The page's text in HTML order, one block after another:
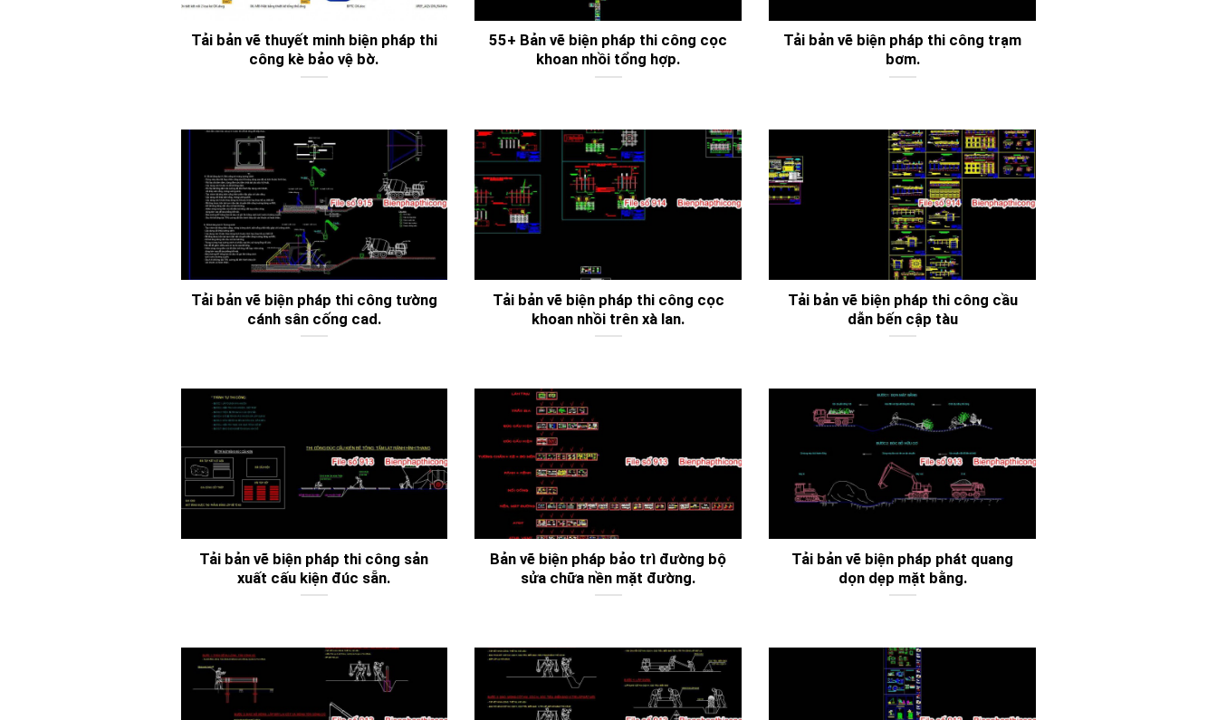
Tải bản vẽ thuyết minh biện pháp thi
công kè bảo vệ bờ.
55+ Bản vẽ biện pháp thi công cọc
khoan nhồi tổng hợp.
Tải bản vẽ biện pháp thi công trạm
bơm.
Tải bản vẽ biện pháp thi công tường
cánh sân cống cad.
Tải bản vẽ biện pháp thi công cọc
khoan nhồi trên xà lan.
Tải bản vẽ biện pháp thi công cầu
dẫn bến cập tàu
Tải bản vẽ biện pháp thi công sản
xuất cấu kiện đúc sẵn.
Bản vẽ biện pháp bảo trì đường bộ
sửa chữa nền mặt đường.
Tải bản vẽ biện pháp phát quang
dọn dẹp mặt bằng.